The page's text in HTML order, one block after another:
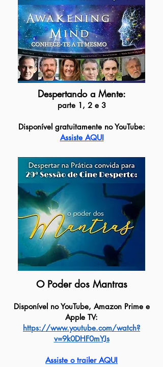
Despertando a Mente:
parte 1, 2 e 3
Disponível gratuitamente no YouTube:
Assiste AQUI
O Poder dos Mantras
Disponívelno YouTube, Amazon Prime e
Apple TV:
https://www.youtube.com/watch?
v=9k0DHF0mYJs
Assiste o trailer AQUI